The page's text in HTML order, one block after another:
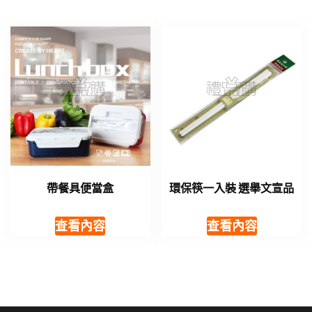
帶餐具便當盒
查看內容
環保筷一入裝 選舉文宣品
查看內容